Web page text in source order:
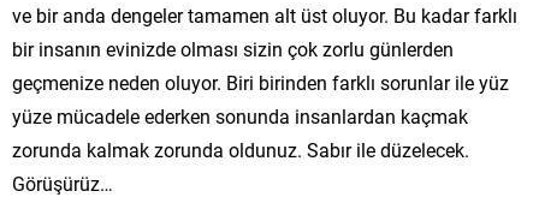
ve bir anda dengeler tamamen alt üst oluyor. Bu kadar farklı
bir insanın evinizde olması sizin çok zorlu günlerden
geçmenize neden oluyor. Biri birinden farklı sorunlar ile yüz
yüze mücadele ederken sonunda insanlardan kaçmak
zorunda kalmak zorunda oldunuz. Sabır ile düzelecek.
Görüşürüz…